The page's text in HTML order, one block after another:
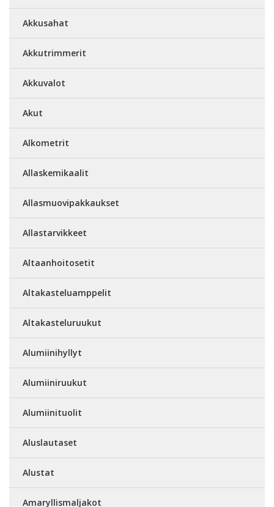
Akkusahat
Akkutrimmerit
Akkuvalot
Akut
Alkometrit
Allaskemikaalit
Allasmuovipakkaukset
Allastarvikkeet
Altaanhoitosetit
Altakasteluamppelit
Altakasteluruukut
Alumiinihyllyt
Alumiiniruukut
Alumiinituolit
Aluslautaset
Alustat
Amaryllismaljakot